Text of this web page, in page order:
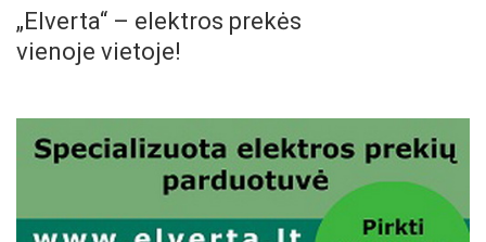
„Elverta“ – elektros prekės
vienoje vietoje!